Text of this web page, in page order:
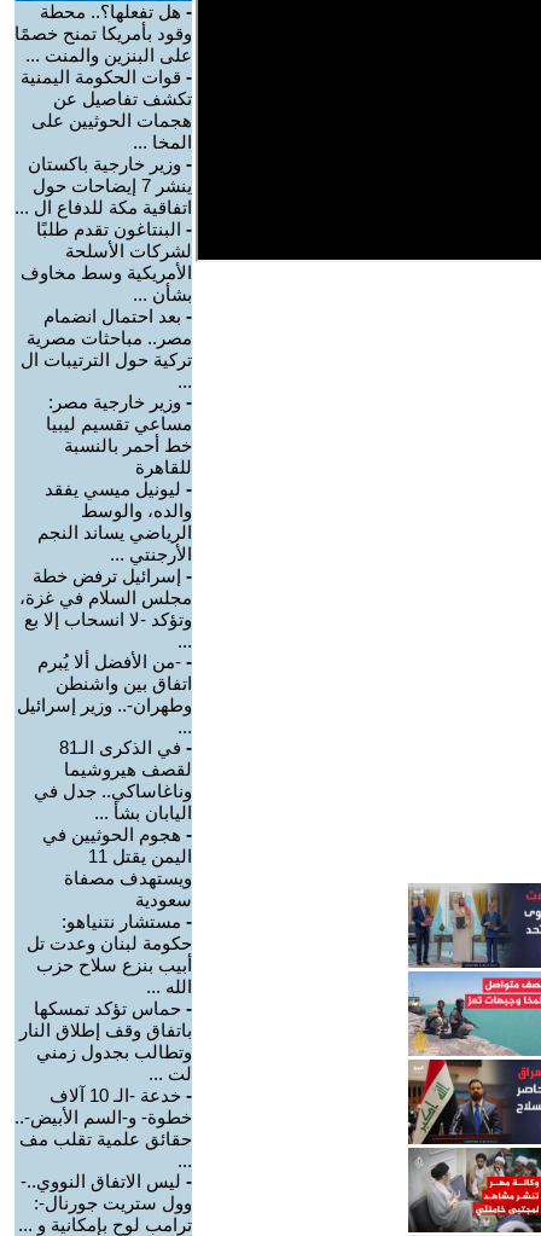
- هل تفعلها؟.. محطة
وقود بأمريكا تمنح خصمًا
على البنزين والمنت ...
- قوات الحكومة اليمنية
تكشف تفاصيل عن
هجمات الحوثيين على
المخا ...
- وزير خارجية باكستان
ينشر 7 إيضاحات حول
اتفاقية مكة للدفاع ال ...
- البنتاغون تقدم طلبًا
لشركات الأسلحة
الأمريكية وسط مخاوف
بشأن ...
- بعد احتمال انضمام
مصر.. مباحثات مصرية
تركية حول الترتيبات ال
...
- وزير خارجية مصر:
مساعي تقسيم ليبيا
خط أحمر بالنسبة
للقاهرة
- ليونيل ميسي يفقد
والده، والوسط
الرياضي يساند النجم
الأرجنتي ...
- إسرائيل ترفض خطة
مجلس السلام في غزة،
وتؤكد -لا انسحاب إلا بع
...
- -من الأفضل ألا يُبرم
اتفاق بين واشنطن
وطهران-.. وزير إسرائيل
...
-
في الذكرى الـ81
لقصف هيروشيما
وناغاساكي.. جدل في
اليابان بشأ ...
- هجوم الحوثيين في
اليمن يقتل 11
ويستهدف مصفاة
سعودية
- مستشار نتنياهو:
حكومة لبنان وعدت تل
أبيب بنزع سلاح حزب
الله ...
- حماس تؤكد تمسكها
باتفاق وقف إطلاق النار
وتطالب بجدول زمني
لت ...
-
خدعة -الـ 10 آلاف
خطوة- و-السم الأبيض-..
حقائق علمية تقلب مف
...
- ليس الاتفاق النووي..-
وول ستريت جورنال-:
ترامب لوح بإمكانية و ...